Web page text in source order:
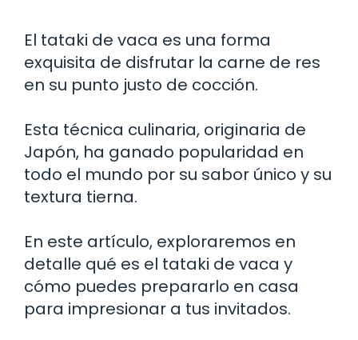
El tataki de vaca es una forma
exquisita de disfrutar la carne de res
en su punto justo de cocción.
Esta técnica culinaria, originaria de
Japón, ha ganado popularidad en
todo el mundo por su sabor único y su
textura tierna.
En este artículo, exploraremos en
detalle qué es el tataki de vaca y
cómo puedes prepararlo en casa
para impresionar a tus invitados.